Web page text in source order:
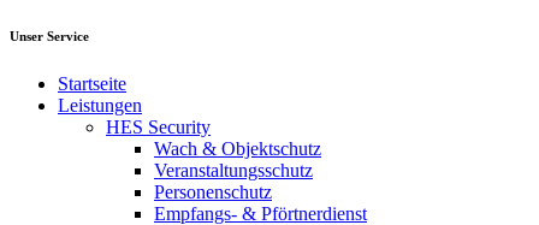
Unser Service
Startseite
Leistungen
HES Security
Wach & Objektschutz
Veranstaltungsschutz
Personenschutz
Empfangs- & Pförtnerdienst